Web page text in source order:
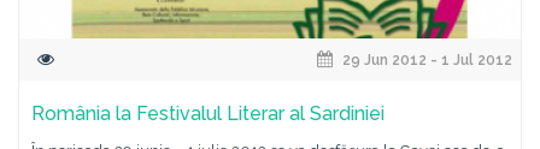
29 Jun 2012 - 1 Jul 2012
România la Festivalul Literar al Sardiniei